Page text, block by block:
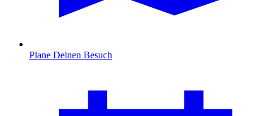
Plane Deinen Besuch